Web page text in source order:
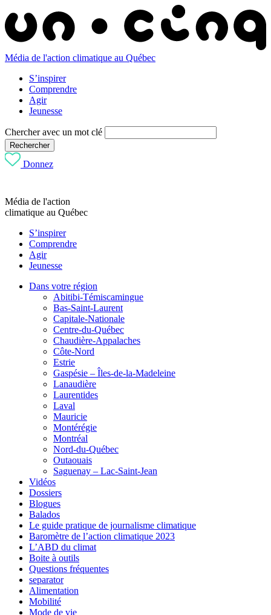
Média de l'action climatique au Québec
S’inspirer
Comprendre
Agir
Jeunesse
Chercher avec un mot clé
Rechercher
Donnez
Média de l'action
climatique au Québec
S’inspirer
Comprendre
Agir
Jeunesse
Dans votre région
Abitibi-Témiscamingue
Bas-Saint-Laurent
Capitale-Nationale
Centre-du-Québec
Chaudière-Appalaches
Côte-Nord
Estrie
Gaspésie – Îles-de-la-Madeleine
Lanaudière
Laurentides
Laval
Mauricie
Montérégie
Montréal
Nord-du-Québec
Outaouais
Saguenay – Lac-Saint-Jean
Vidéos
Dossiers
Blogues
Balados
Le guide pratique de journalisme climatique
Baromètre de l’action climatique 2023
L’ABD du climat
Boite à outils
Questions fréquentes
separator
Alimentation
Mobilité
Mode de vie